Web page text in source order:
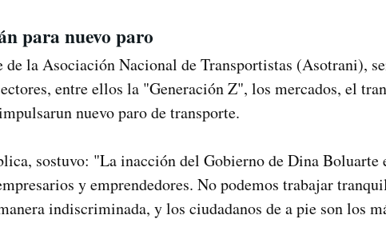
para nuevo paro
la Asociación Nacional de Transportistas (Asotrani),
entre ellos la "Generación Z", los mercados, el
nuevo paro de transporte.
sostuvo: "La inacción del Gobierno de Dina Boluarte
y emprendedores. No podemos trabajar
indiscriminada, y los ciudadanos de a pie son los